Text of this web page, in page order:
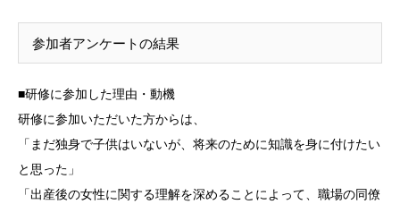
参加者アンケートの結果
■研修に参加した理由・動機
研修に参加いただいた方からは、
「まだ独身で子供はいないが、将来のために知識を身に付けたい
と思った」
「出産後の女性に関する理解を深めることによって、 職場の同僚